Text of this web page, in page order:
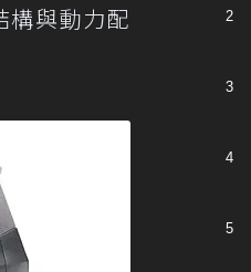
構與動力配